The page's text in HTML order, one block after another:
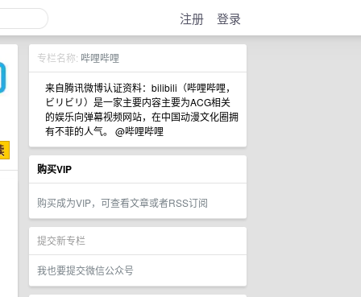
注册 登录
专栏名称: 哔哩哔哩
来自腾讯微博认证资料：bilibili（哔哩哔哩，
ビリビリ）是一家主要内容主要为ACG相关
的娱乐向弹幕视频网站，在中国动漫文化圈拥
有不菲的人气。 @哔哩哔哩
购买VIP
购买成为VIP，可查看文章或者RSS订阅
提交新专栏
我也要提交微信公众号